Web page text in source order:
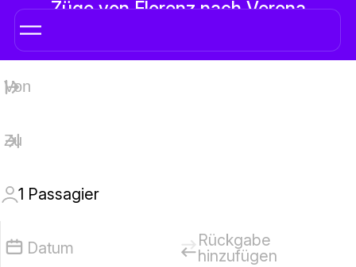
Züge von Florenz nach Verona
1 Passagier
Datum
Rückgabe
hinzufügen